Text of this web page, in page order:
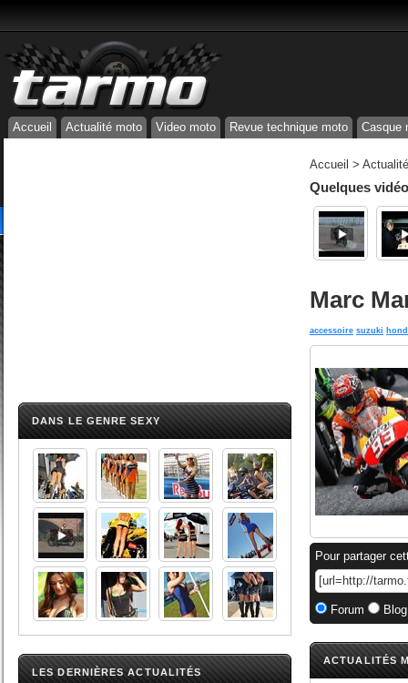
Accueil Actualité moto Video moto Revue technique moto Casque
DANS LE GENRE SEXY
LES DERNIÈRES ACTUALITÉS
Accueil >
Quelques
Marc
accessoire suzuki
Pour partager
Forum
ACTUALITÉS